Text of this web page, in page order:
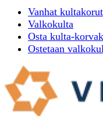
Vanhat
Valkokulta
Osta kulta-
Ostetaan